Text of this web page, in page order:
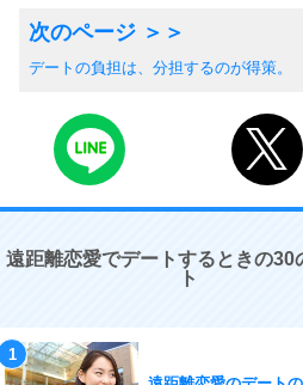
デートの負担は、分担するのが得策。
遠距離恋愛でデートするときの30
ト